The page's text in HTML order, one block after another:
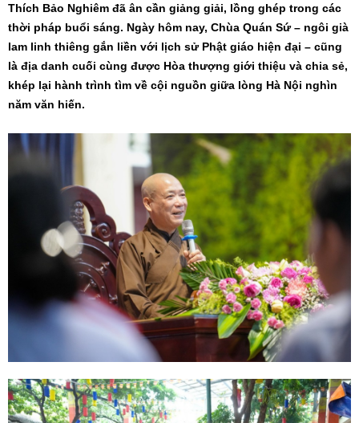
Thích Bảo Nghiêm đã ân cần giảng giải, lồng ghép trong các
thời pháp buổi sáng. Ngày hôm nay, Chùa Quán Sứ – ngôi già
lam linh thiêng gắn liền với lịch sử Phật giáo hiện đại – cũng
là địa danh cuối cùng được Hòa thượng giới thiệu và chia sẻ,
khép lại hành trình tìm về cội nguồn giữa lòng Hà Nội nghìn
năm văn hiến.